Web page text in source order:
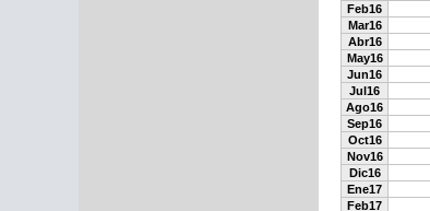
Feb16
Mar16
Abr16
May16
Jun16
Jul16
Ago16
Sep16
Oct16
Nov16
Dic16
Ene17
Feb17